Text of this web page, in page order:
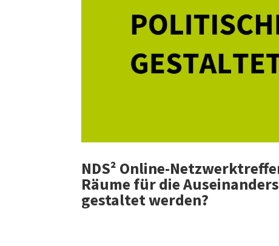
NDS² Online-
Räume für die
gestaltet werden?